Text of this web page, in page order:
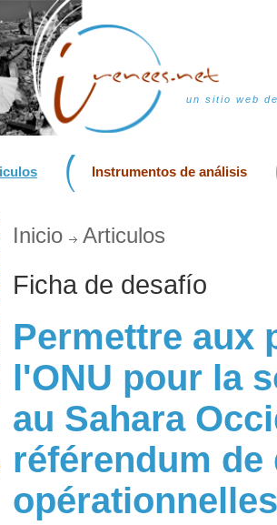
un sitio web
Instrumentos de análisis
Inicio Articulos
Ficha de desafío
Permettre aux
l'ONU pour la
au Sahara
référendum de
opérationnelles